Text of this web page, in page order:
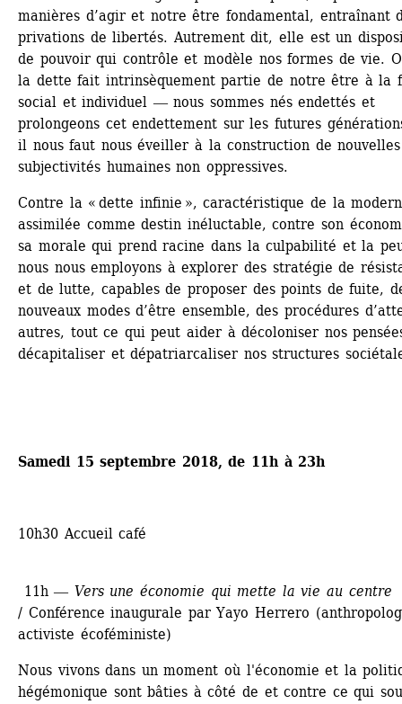
manières d’agir et notre être fondamental, entraînant
privations de libertés. Autrement dit, elle est un
de pouvoir qui contrôle et modèle nos formes de vie.
la dette fait intrinsèquement partie de notre être à la
social et individuel ― nous sommes nés endettés et
prolongeons cet endettement sur les futures
il nous faut nous éveiller à la construction de nouvelles
subjectivités humaines non oppressives.
Contre la « dette infinie », caractéristique de la
assimilée comme destin inéluctable, contre son
sa morale qui prend racine dans la culpabilité et la
nous nous employons à explorer des stratégie de
et de lutte, capables de proposer des points de fuite,
nouveaux modes d’être ensemble, des procédures
autres, tout ce qui peut aider à décoloniser nos
décapitaliser et dépatriarcaliser nos structures
Samedi 15 septembre 2018, de 11h à 23h
10h30 Accueil café
11h ― Vers une économie qui mette la vie au centre
/ Conférence inaugurale par Yayo Herrero
activiste écoféministe)
Nous vivons dans un moment où l'économie et la
hégémonique sont bâties à côté de et contre ce qui